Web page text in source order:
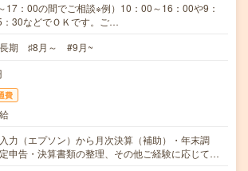
17：00の間でご相談※例）10：00～16：00や9：
30などでＯＫです。ご…
期 ♯8月～ #9月~
費
入力（エプソン）から月次決算（補助）・年末調
申告・決算書類の整理、その他ご経験に応じて…